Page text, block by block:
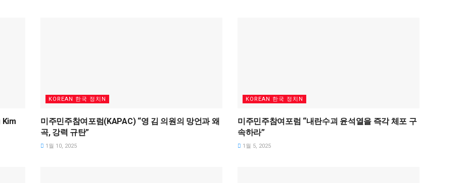
Kim
KOREAN 한국 정치N
미주민주참여포럼(KAPAC) “영 김 의원의 망언과 왜
곡, 강력 규탄”
1월 10, 2025
KOREAN 한국 정치N
미주민주참여포럼 “내란수괴 윤석열을 즉각 체포 구
속하라”
1월 5, 2025